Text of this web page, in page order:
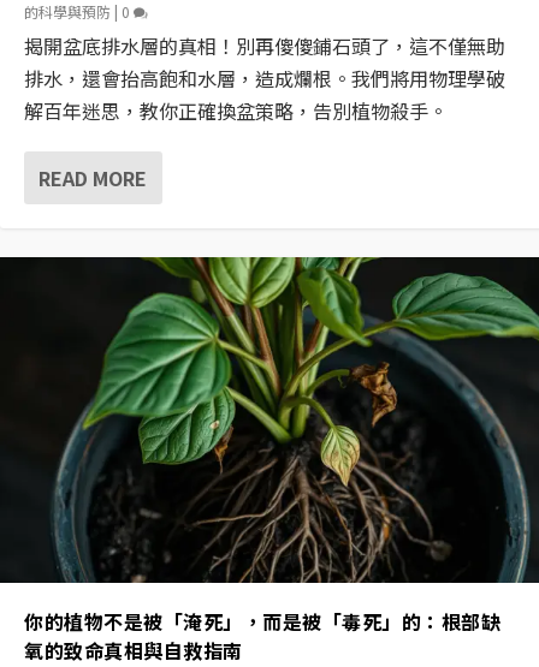
的科學與預防 | 0
揭開盆底排水層的真相！別再傻傻鋪石頭了，這不僅無助
排水，還會抬高飽和水層，造成爛根。我們將用物理學破
解百年迷思，教你正確換盆策略，告別植物殺手。
READ MORE
你的植物不是被「淹死」，而是被「毒死」的：根部缺
氧的致命真相與自救指南